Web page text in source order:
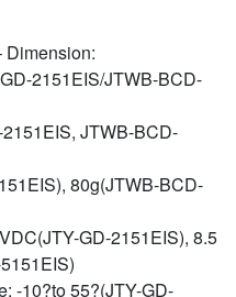
2151EIS/JTWB-BCD-
JTWB-BCD-
80g(JTWB-BCD-
GD-2151EIS), 8.5
-10?to 55?(JTY-GD-